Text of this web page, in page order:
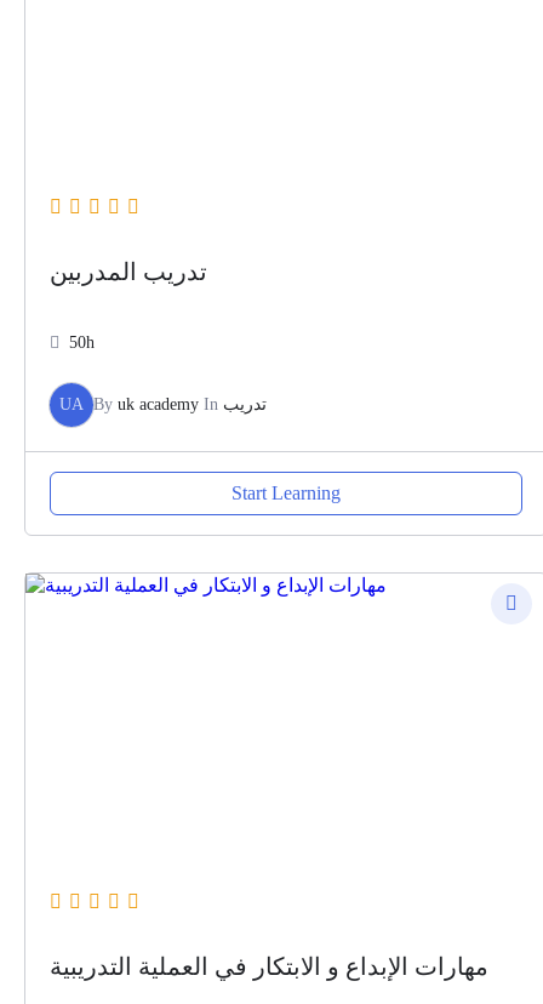
تدريب المدربين
50h
UA By uk academy In تدريب
Start Learning
مهارات الإبداع و الابتكار في العملية التدريبية